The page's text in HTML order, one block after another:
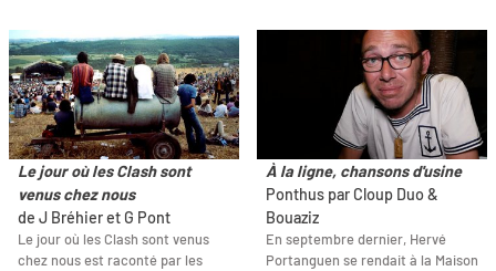
Le jour où les Clash sont
venus chez nous
de J Bréhier et G Pont
Le jour où les Clash sont venus
chez nous est raconté par les
À la ligne, chansons d'usine
Ponthus par Cloup Duo &
Bouaziz
En septembre dernier, Hervé
Portanguen se rendait à la Maison